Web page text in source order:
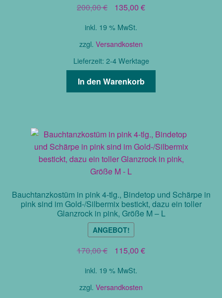
200,00€
Ursprünglicher
war:
200,00 €
135,00 €Aktueller
inkl. 19 % MwSt.
zzgl. Versandkosten
Lieferzeit: 2-4 Werktage
In den Warenkorb
Bauchtanzkostüm in pink 4-tlg., Bindetop und Schärpe in
pink sind im Gold-/Silbermix bestickt, dazu ein toller
Glanzrock in pink, Größe M – L
ANGEBOT!
170,00€
Ursprünglicher
war:
170,00 €
115,00 €Aktueller
inkl. 19 % MwSt.
zzgl. Versandkosten